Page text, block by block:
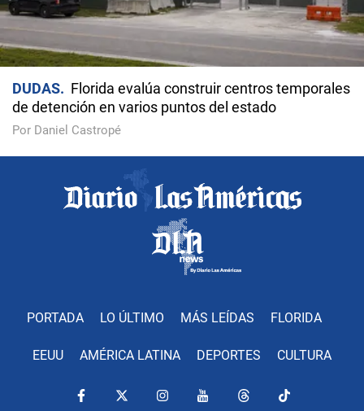
DUDAS
Florida evalúa construir centros temporales
de detención en varios puntos del estado
Por Daniel Castropé
PORTADA LO ÚLTIMO MÁS LEÍDAS FLORIDA
EEUU AMÉRICA LATINA DEPORTES CULTURA